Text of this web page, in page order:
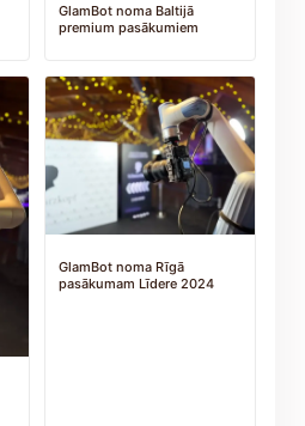
GlamBot noma Baltijā
premium pasākumiem
GlamBot noma Rīgā
pasākumam Līdere 2024